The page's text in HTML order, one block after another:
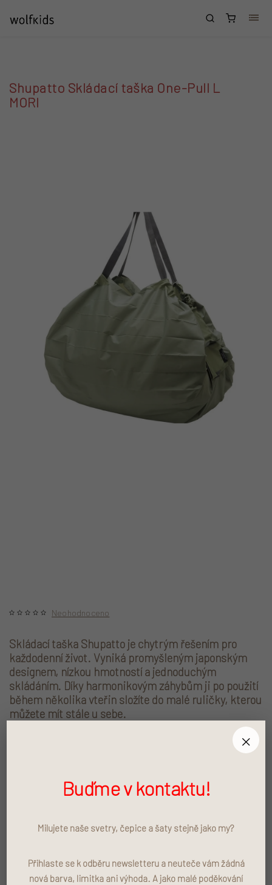
Nákupní
košík
Shupatto Skládací taška One-Pull L
MORI
Neohodnoceno
Skládací taška Shupatto je chytrým řešením pro
každodenní život. Vyniká promyšleným japonským
designem, nízkou hmotností a jednoduchým
skládáním. Díky harmonikovým záhybům ji po použití
během několika vteřin složíte do malé ruličky, kterou
můžete mít stále u sebe.
Popis
×
Buďme v kontaktu!
Milujete naše svetry, čepice a šaty stejně jako my?
Přihlaste se k odběru newsletteru a neuteče vám žádná
nová barva, limitka ani výhoda. A jako malé poděkování